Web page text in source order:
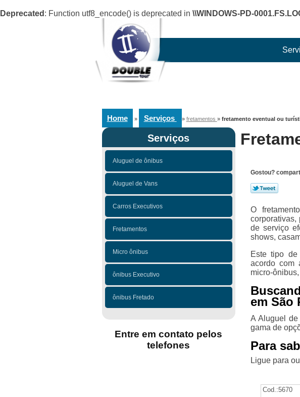
Deprecated : Function utf8_encode() is deprecated in \\WINDOWS-PD-
Home » Serviços » fretamentos » fretamento eventual ou
Serviços
Aluguel de ônibus
Aluguel de Vans
Carros Executivos
Fretamentos
Micro ônibus
ônibus Executivo
ônibus Fretado
Entre em contato pelos
telefones
Gostou?
O
corporativas,
de serviço
shows,
Este tipo
acordo com
micro-
em São
A Aluguel
gama de
Para
Ligue para
Cod.:5670